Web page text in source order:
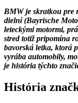
BMW je skratkou pre
dielní (Bayrische
leteckými motormi,
stred totiž pripomína
bavorská letka, ktorá
vyrába automobily,
je história týchto
História